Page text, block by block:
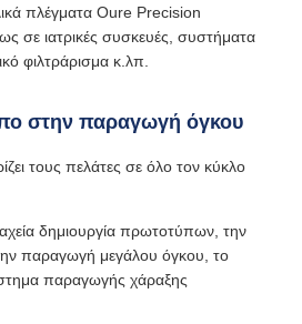
πλέγματα Oure Precision
σε ιατρικές συσκευές, συστήματα
φιλτράρισμα κ.λπ.
στην παραγωγή όγκου
τους πελάτες σε όλο τον κύκλο
δημιουργία πρωτοτύπων, την
παραγωγή μεγάλου όγκου, το
παραγωγής χάραξης